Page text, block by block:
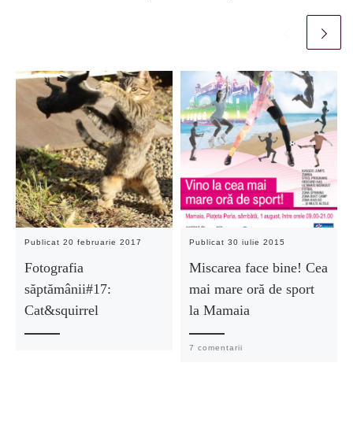
Publicat20 februarie 2017
Fotografia
săptămânii#17:
Cat&squirrel
Publicat30 iulie 2015
Miscarea face bine! Cea
mai mare oră de sport
la Mamaia
7 comentarii